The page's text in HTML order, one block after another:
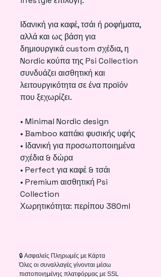
Ιδανική για καφέ, τσάι ή ροφήματα,
αλλά και ως βάση για
δημιουργικά custom σχέδια, η
Nordic κούπα της Psi Collection
συνδυάζει αισθητική και
λειτουργικότητα σε ένα προϊόν
που ξεχωρίζει.
• Minimal Nordic design
• Bamboo καπάκι φυσικής υφής
• Ιδανική για προσωποποιημένα
σχέδια & δώρα
• Perfect για καφέ & τσάι
• Premium αισθητική Psi
Collection
Χωρητικότητα: περίπου 380ml
🔒 Ασφαλείς Πληρωμές με Κάρτα
Όλες οι συναλλαγές γίνονται μέσω
πιστοποιημένης πλατφόρμας με SSL